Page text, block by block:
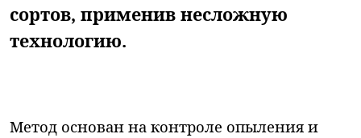
сортов, применив несложную
технологию.
Метод основан на контроле опыления и